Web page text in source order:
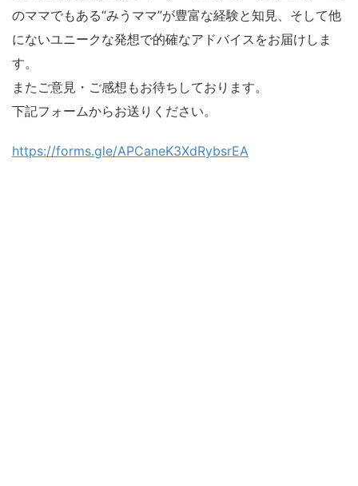
のママでもある“みうママ”が豊富な経験と知見、そして他
にないユニークな発想で的確なアドバイスをお届けしま
す。
またご意見・ご感想もお待ちしております。
下記フォームからお送りください。
https://forms.gle/APCaneK3XdRybsrEA